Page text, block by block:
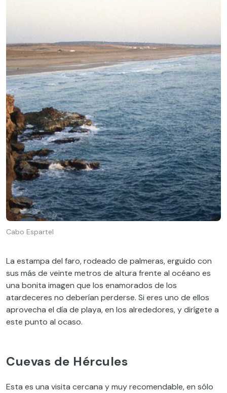
Cabo Espartel
La estampa del faro, rodeado de palmeras, erguido con
sus más de veinte metros de altura frente al océano es
una bonita imagen que los enamorados de los
atardeceres no deberían perderse. Si eres uno de ellos
aprovecha el día de playa, en los alrededores, y dirígete a
este punto al ocaso.
Cuevas de Hércules
Esta es una visita cercana y muy recomendable, en sólo